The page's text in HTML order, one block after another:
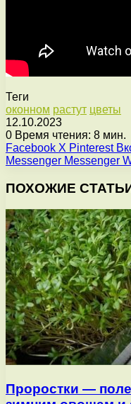
Теги
оконном растут цветы
12.10.2023
0 Время чтения: 8 мин.
Facebook X Pinterest
Messenger Messenger
ПОХОЖИЕ
Проростки —